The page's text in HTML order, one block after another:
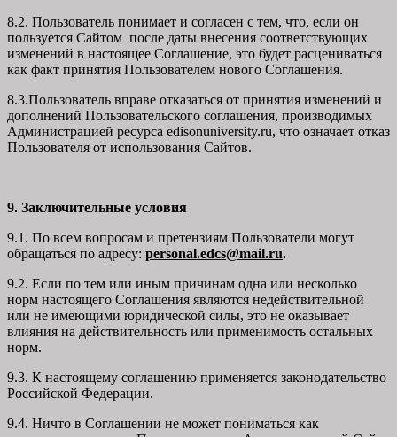
8.2. Пользователь понимает и согласен с тем, что, если он
пользуется Сайтом после даты внесения соответствующих
изменений в настоящее Соглашение, это будет расцениваться
как факт принятия Пользователем нового Соглашения.
8.3.Пользователь вправе отказаться от принятия изменений и
дополнений Пользовательского соглашения, производимых
Администрацией ресурса edisonuniversity.ru, что означает отказ
Пользователя от использования Сайтов.
9. Заключительные условия
9.1. По всем вопросам и претензиям Пользователи могут
обращаться по адресу: personal.edcs@mail.ru.
9.2. Если по тем или иным причинам одна или несколько
норм настоящего Соглашения являются недействительной
или не имеющими юридической силы, это не оказывает
влияния на действительность или применимость остальных
норм.
9.3. К настоящему соглашению применяется законодательство
Российской Федерации.
9.4. Ничто в Соглашении не может пониматься как